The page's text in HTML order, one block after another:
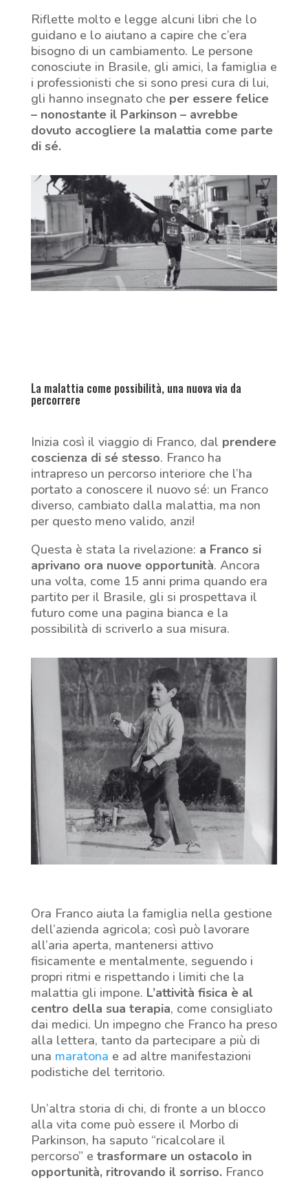
Riflette molto e legge alcuni libri che lo
guidano e lo aiutano a capire che c’era
bisogno di un cambiamento. Le persone
conosciute in Brasile, gli amici, la famiglia e
i professionisti che si sono presi cura di lui,
gli hanno insegnato che per essere felice
– nonostante il Parkinson – avrebbe
dovuto accogliere la malattia come parte
di sé.
La malattia come possibilità, una nuova via da
percorrere
Inizia così il viaggio di Franco, dal prendere
coscienza di sé stesso. Franco ha
intrapreso un percorso interiore che l’ha
portato a conoscere il nuovo sé: un Franco
diverso, cambiato dalla malattia, ma non
per questo meno valido, anzi!
Questa è stata la rivelazione: a Franco si
aprivano ora nuove opportunità. Ancora
una volta, come 15 anni prima quando era
partito per il Brasile, gli si prospettava il
futuro come una pagina bianca e la
possibilità di scriverlo a sua misura.
Ora Franco aiuta la famiglia nella gestione
dell’azienda agricola; così può lavorare
all’aria aperta, mantenersi attivo
fisicamente e mentalmente, seguendo i
propri ritmi e rispettando i limiti che la
malattia gli impone. L’attività fisica è al
centro della sua terapia, come consigliato
dai medici. Un impegno che Franco ha preso
alla lettera, tanto da partecipare a più di
una maratona e ad altre manifestazioni
podistiche del territorio.
Un’altra storia di chi, di fronte a un blocco
alla vita come può essere il Morbo di
Parkinson, ha saputo “ricalcolare il
percorso” e trasformare un ostacolo in
opportunità, ritrovando il sorriso.Franco